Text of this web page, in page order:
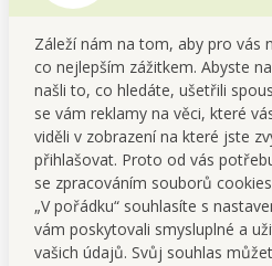
Záleží nám na tom, aby pro vás
co nejlepším zážitkem. Abyste
našli to, co hledáte, ušetřili
se vám reklamy na věci, které
viděli v zobrazení na které jste
přihlašovat. Proto od vás
se zpracováním souborů
„V pořádku“ souhlasíte s
vám poskytovali smysluplné a
vašich údajů. Svůj souhlas
FC SPORT | ledvinka s
kapsou na lahev | sportovní
pouzdro na běh, kolo &
Cena pro tebe